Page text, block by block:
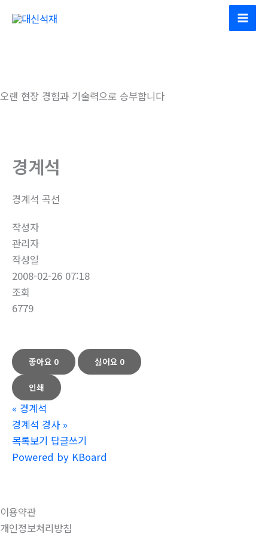
뛰
Main
오랜 현장 경험과 기술력으로 승부합니다
경계석
경계석 곡선
작성자
관리자
작성일
2008-02-26 07:18
조회
6779
좋아요 0 싫어요 0
인쇄
« 경계석
경계석 경사 »
목록보기 답글쓰기
Powered by KBoard
이용약관
개인정보처리방침